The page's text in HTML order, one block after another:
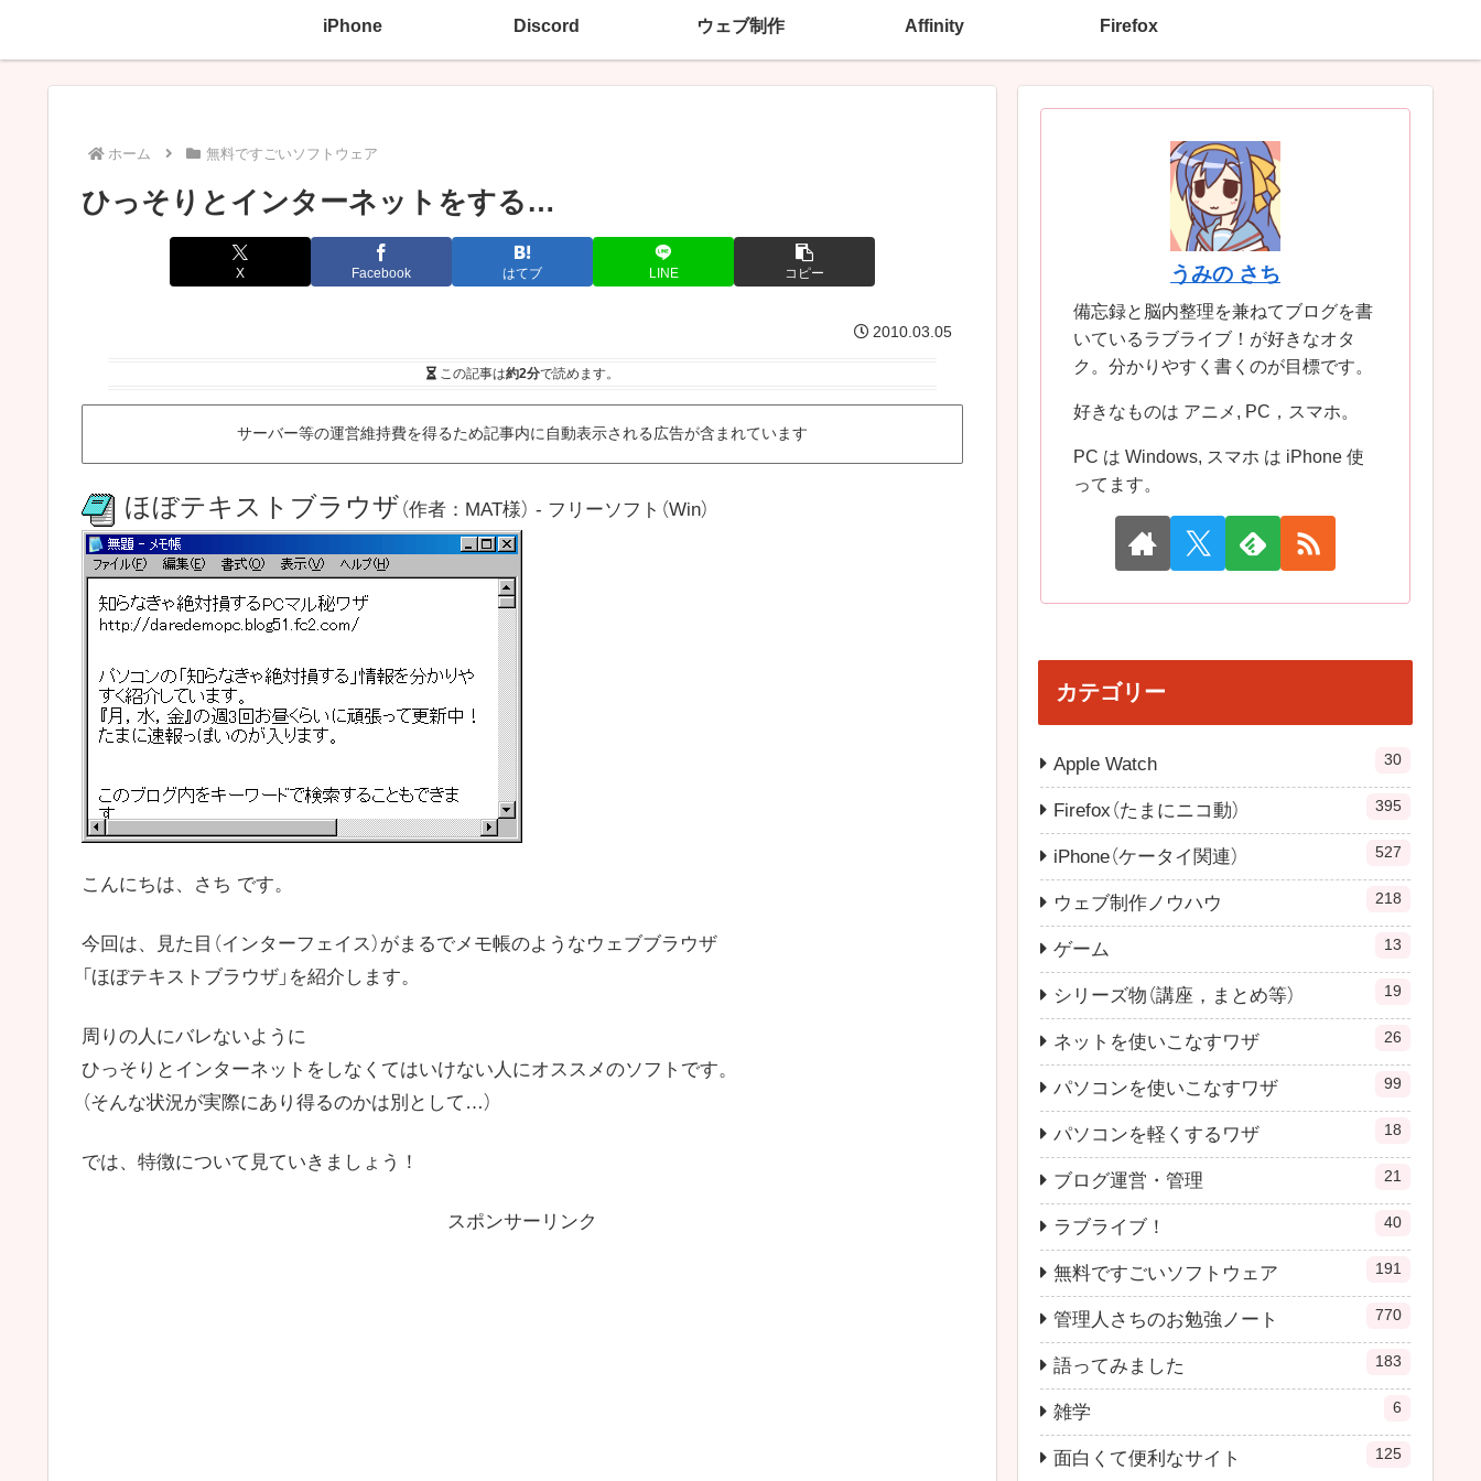
iPhone Discord ウェブ制作 Affinity Firefox
ホーム 無料ですごいソフトウェア
ひっそりとインターネットをする…
X Facebook はてブ LINE コピー
2010.03.05
この記事は約2分で読めます。
サーバー等の運営維持費を得るため記事内に自動表示される広告が含まれています
ほぼテキストブラウザ （作者：MAT様） - フリーソフト（Win）
こんにちは、さち です。
今回は、見た目（インターフェイス）がまるでメモ帳のようなウェブブラウザ
「ほぼテキストブラウザ」を紹介します。
周りの人にバレないように
ひっそりとインターネットをしなくてはいけない人にオススメのソフトです。
（そんな状況が実際にあり得るのかは別として…）
では、特徴について見ていきましょう！
スポンサーリンク
うみの さち
備忘録と脳内整理を兼ねてブログを書
いているラブライブ！が好きなオタ
ク。分かりやすく書くのが目標です。
好きなものは アニメ, PC，スマホ。
PC は Windows, スマホ は iPhone 使
ってます。
カテゴリー
Apple Watch 30
Firefox（たまにニコ動） 395
iPhone（ケータイ関連） 527
ウェブ制作ノウハウ 218
ゲーム 13
シリーズ物（講座，まとめ等） 19
ネットを使いこなすワザ 26
パソコンを使いこなすワザ 99
パソコンを軽くするワザ 18
ブログ運営・管理 21
ラブライブ！ 40
無料ですごいソフトウェア 191
管理人さちのお勉強ノート 770
語ってみました 183
雑学 6
面白くて便利なサイト 125